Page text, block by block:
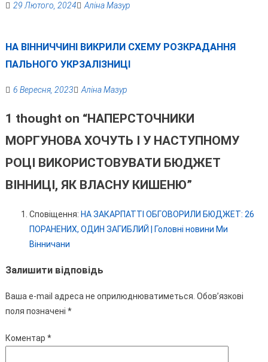
29 Лютого, 2024 Аліна Мазур
НА ВІННИЧЧИНІ ВИКРИЛИ СХЕМУ РОЗКРАДАННЯ
ПАЛЬНОГО УКРЗАЛІЗНИЦІ
6 Вересня, 2023 Аліна Мазур
1 thought on “НАПЕРСТОЧНИКИ
МОРГУНОВА ХОЧУТЬ І У НАСТУПНОМУ
РОЦІ ВИКОРИСТОВУВАТИ БЮДЖЕТ
ВІННИЦІ, ЯК ВЛАСНУ КИШЕНЮ”
Сповіщення: НА ЗАКАРПАТТІ ОБГОВОРИЛИ БЮДЖЕТ: 26
ПОРАНЕНИХ, ОДИН ЗАГИБЛИЙ | Головні новини Ми
Вінничани
Залишити відповідь
Ваша e-mail адреса не оприлюднюватиметься. Обов’язкові
поля позначені *
Коментар *